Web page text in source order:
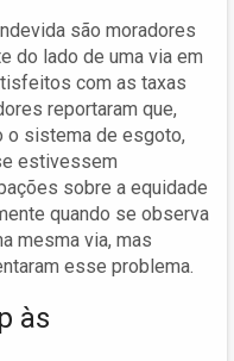
são moradores
do lado de uma via em
com as taxas
reportaram que,
o sistema de esgoto,
estivessem
sobre a equidade
quando se observa
mesma via, mas
esse problema.
às